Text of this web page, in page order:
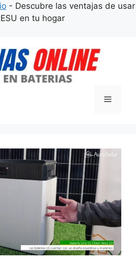
- Descubre las ventajas de usar
en tu hogar
Menú